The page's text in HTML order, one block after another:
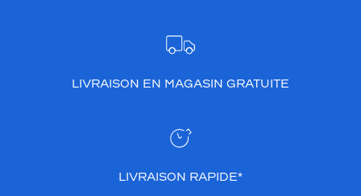
LIVRAISON EN MAGASIN GRATUITE
LIVRAISON RAPIDE*